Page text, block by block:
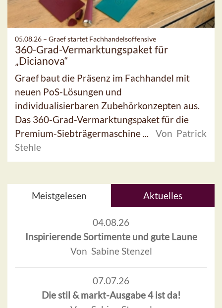
05.08.26 – Graef startet Fachhandelsoffensive
360-Grad-Vermarktungspaket für
„Dicianova“
Graef baut die Präsenz im Fachhandel mit
neuen PoS-Lösungen und
individualisierbaren Zubehörkonzepten aus.
Das 360-Grad-Vermarktungspaket für die
Premium-Siebträgermaschine ...
Von Patrick
Stehle
Meistgelesen Aktuelles
04.08.26
Inspirierende Sortimente und gute Laune
Von Sabine Stenzel
07.07.26
Die stil & markt-Ausgabe 4 ist da!